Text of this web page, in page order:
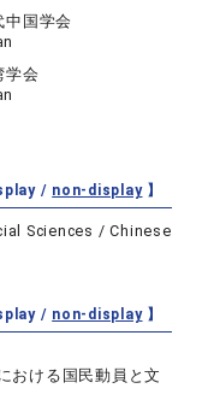
中国学会
学会
/ non-display】
Sciences / Chinese
/ non-display】
おける国民動員と文